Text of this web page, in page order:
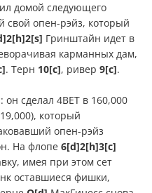
домой следующего
свой опен-рэйз, который
Гринштайн идет в
карманных дам,
. Терн 10[c], ривер 9[c].
сделал 4ВЕТ в 160,000
который
опен-рэйз
На флопе 6[d]2[h]3[c]
имея при этом сет
оставшиеся фишки,